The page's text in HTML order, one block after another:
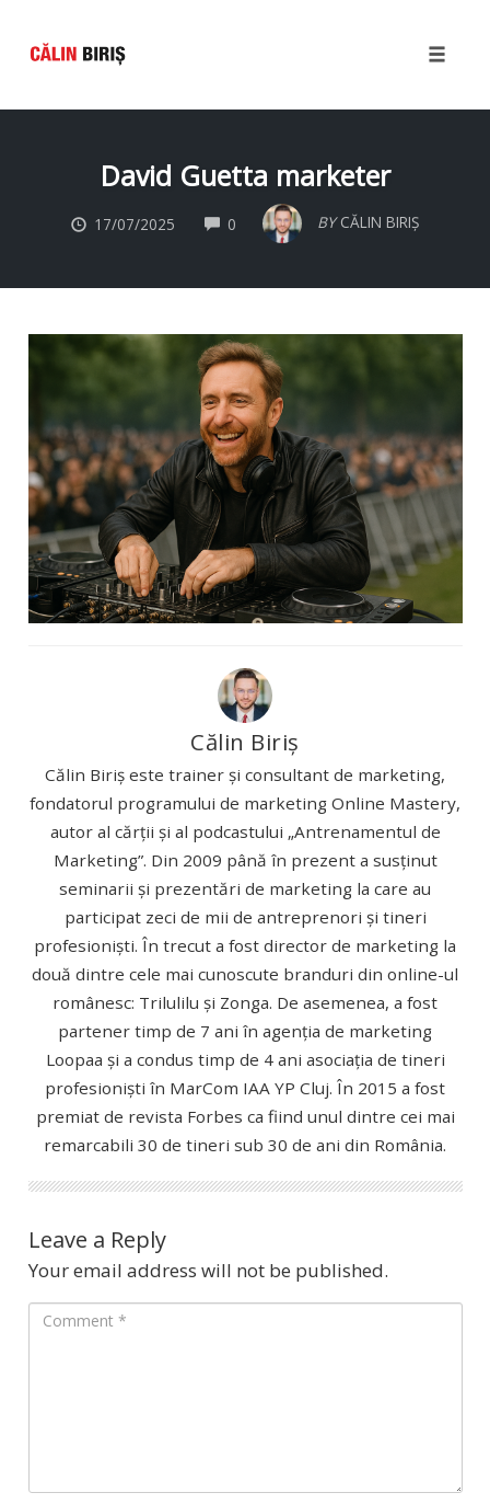
David Guetta marketer
17/07/2025 0 COMMENTS BY CĂLIN BIRIȘ
Călin Biriș
Călin Biriș este trainer și consultant de marketing,
fondatorul programului de marketing Online Mastery,
autor al cărții și al podcastului „Antrenamentul de
Marketing”. Din 2009 până în prezent a susținut
seminarii și prezentări de marketing la care au
participat zeci de mii de antreprenori și tineri
profesioniști. În trecut a fost director de marketing la
două dintre cele mai cunoscute branduri din online-ul
românesc: Trilulilu și Zonga. De asemenea, a fost
partener timp de 7 ani în agenția de marketing
Loopaa și a condus timp de 4 ani asociația de tineri
profesioniști în MarCom IAA YP Cluj. În 2015 a fost
premiat de revista Forbes ca fiind unul dintre cei mai
remarcabili 30 de tineri sub 30 de ani din România.
Leave a Reply
Your email address will not be published.